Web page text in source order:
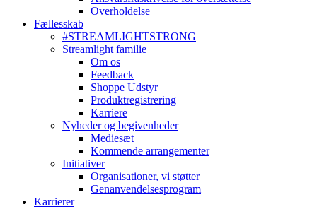
Overholdelse
Fællesskab
#STREAMLIGHTSTRONG
Streamlight familie
Om os
Feedback
Shoppe Udstyr
Produktregistrering
Karriere
Nyheder og begivenheder
Mediesæt
Kommende arrangementer
Initiativer
Organisationer, vi støtter
Genanvendelsesprogram
Karrierer